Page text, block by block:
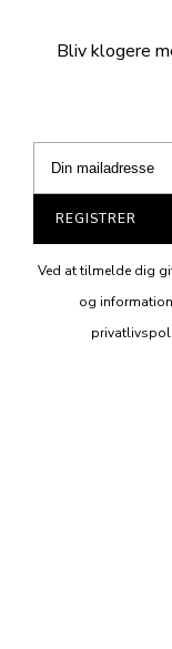
Bliv klogere
REGISTRER
Ved at tilmelde dig
og